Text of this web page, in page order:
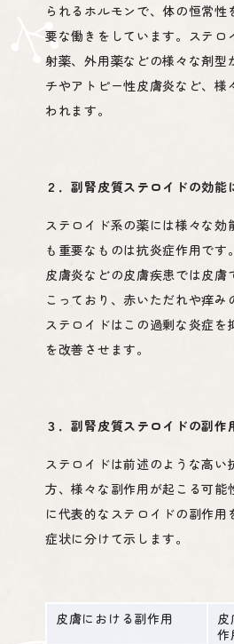
診療時間
受診方法・待ち
られるホルモンで、体の恒常性
要な働きをしています。ステロ
射薬、外用薬などの様々な剤型
チやアトピー性皮膚炎など、様
われます。
２．副腎皮質ステロイドの効能
ステロイド系の薬には様々な効
も重要なものは抗炎症作用です
皮膚炎などの皮膚疾患では皮膚
こっており、赤いただれや痒み
ステロイドはこの過剰な炎症を
を改善させます。
３．副腎皮質ステロイドの副作
ステロイドは前述のような高い
方、様々な副作用が起こる可能
に代表的なステロイドの副作用
症状に分けて示します。
皮膚における副作用
作